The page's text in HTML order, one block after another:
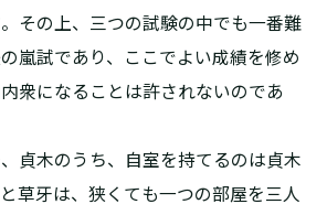
その上、三つの試験の中でも一番難
嵐試であり、ここでよい成績を修め
衆になることは許されないのであ
貞木のうち、自室を持てるのは貞木
草牙は、狭くても一つの部屋を三人